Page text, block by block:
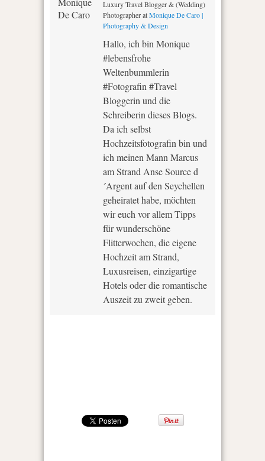
Luxury Travel Blogger & (Wedding)
PhotographeratMonique De Caro |
Photography & Design
Hallo, ich bin Monique
#lebensfrohe
Weltenbummlerin
#Fotografin #Travel
Bloggerin und die
Schreiberin dieses Blogs.
Da ich selbst
Hochzeitsfotografin bin und
ich meinen Mann Marcus
am Strand Anse Source d
´Argent auf den Seychellen
geheiratet habe, möchten
wir euch vor allem Tipps
für wunderschöne
Flitterwochen, die eigene
Hochzeit am Strand,
Luxusreisen, einzigartige
Hotels oder die romantische
Auszeit zu zweit geben.